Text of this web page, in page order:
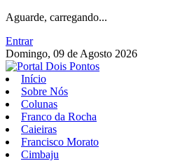
Aguarde, carregando...
Entrar
Domingo, 09 de Agosto 2026
Início
Sobre Nós
Colunas
Franco da Rocha
Caieiras
Francisco Morato
Cimbaju